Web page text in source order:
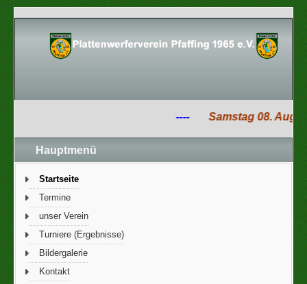
---- Samstag 08.
Hauptmenü
Startseite
Termine
unser Verein
Turniere (Ergebnisse)
Bildergalerie
Kontakt